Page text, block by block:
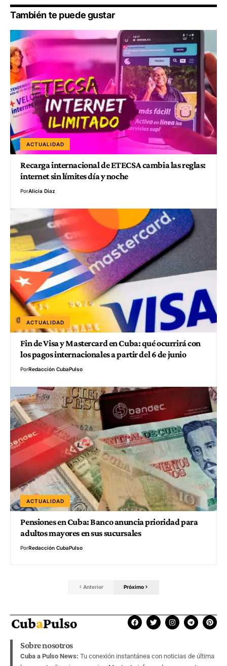
También te puede gustar
ACTUALIDAD
Recarga internacional de ETECSA cambia las reglas:
internet sin límites día y noche
PorAlicia Díaz
ACTUALIDAD
Fin de Visa y Mastercard en Cuba: qué ocurrirá con
los pagos internacionales a partir del 6 de junio
PorRedacción CubaPulso
ACTUALIDAD
Pensiones en Cuba: Banco anuncia prioridad para
adultos mayores en sus sucursales
PorRedacción CubaPulso
Anterior Próximo
Sobre nosotros
Cuba a Pulso News: Tu conexión instantánea con noticias de última